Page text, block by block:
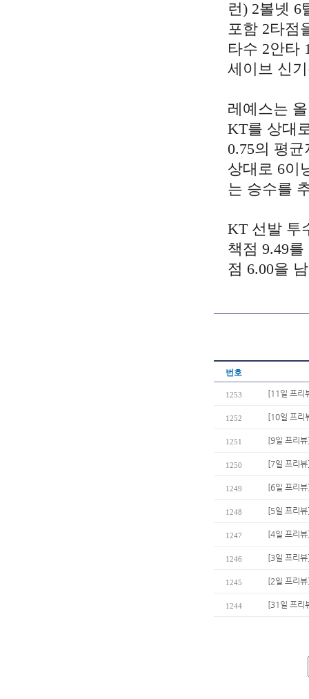
런) 2볼넷 6
포함 2타점
타수 2안타
세이브 신
레예스는
KT를 상대
0.75의 평
상대로 6이
는 승수를
KT 선발 투
책점 9.49를
점 6.00을
번호
1253 [11일 프리
1252 [10일 프리
1251 [9일 프리
1250 [7일 프리
1249 [6일 프리
1248 [5일 프리
1247 [4일 프리
1246 [3일 프리
1245 [2일 프리
1244 [31일 프리